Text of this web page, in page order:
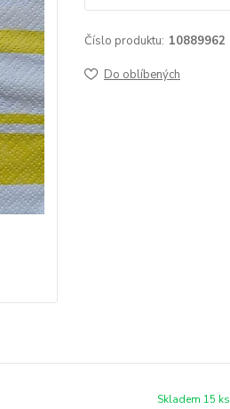
Číslo produktu: 10889962
Do oblíbených
Skladem 15 ks